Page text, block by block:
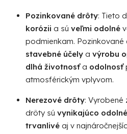
s
u
Pozinkované drôty: Tieto
korózii a sú veľmi odolné
podmienkam. Pozinkované
stavebné účely a výrobu
dlhá životnosťa odolnosť
atmosférickým vplyvom.
Nerezové drôty: Vyrobené
drôty sú vynikajúco odolné
trvanlivé aj v